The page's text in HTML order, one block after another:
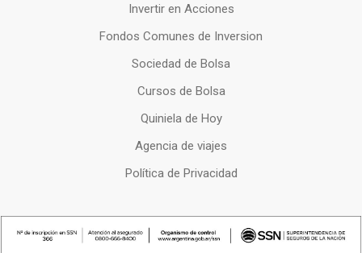
Invertir en Acciones
Fondos Comunes de Inversion
Sociedad de Bolsa
Cursos de Bolsa
Quiniela de Hoy
Agencia de viajes
Política de Privacidad